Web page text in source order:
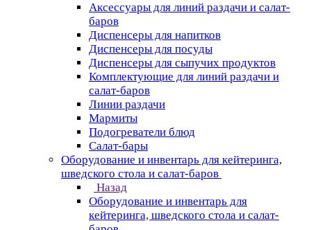
Аксессуары для линий раздачи и салат-
баров
Диспенсеры для напитков
Диспенсеры для посуды
Диспенсеры для сыпучих продуктов
Комплектующие для линий раздачи и
салат-баров
Линии раздачи
Мармиты
Подогреватели блюд
Салат-бары
Оборудование и инвентарь для кейтеринга,
шведского стола и салат-баров
Назад
Оборудование и инвентарь для
кейтеринга, шведского стола и салат-